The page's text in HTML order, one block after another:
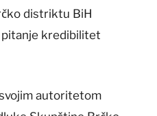
distriktu BiH
pitanje kredibilitet
autoritetom